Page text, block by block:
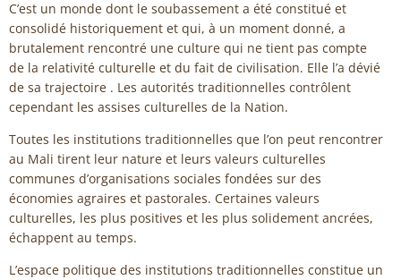
C’est un monde dont le soubassement a été constitué et
consolidé historiquement et qui, à un moment donné, a
brutalement rencontré une culture qui ne tient pas compte
de la relativité culturelle et du fait de civilisation. Elle l’a dévié
de sa trajectoire . Les autorités traditionnelles contrôlent
cependant les assises culturelles de la Nation.
Toutes les institutions traditionnelles que l’on peut rencontrer
au Mali tirent leur nature et leurs valeurs culturelles
communes d’organisations sociales fondées sur des
économies agraires et pastorales. Certaines valeurs
culturelles, les plus positives et les plus solidement ancrées,
échappent au temps.
L’espace politique des institutions traditionnelles constitue un